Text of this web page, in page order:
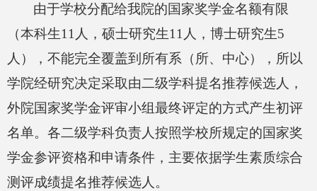
由于学校分配给我院的国家奖学金名额有限
（本科生11 人，硕士研究生11 人，博士研究生5
人），不能完全覆盖到所有系（所、中心），所以
学院经研究决定采取由二级学科提名推荐候选人，
外院国家奖学金评审小组最终评定的方式产生初评
名单。各二级学科负责人按照学校所规定的国家奖
学金参评资格和申请条件，主要依据学生素质综合
测评成绩提名推荐候选人。